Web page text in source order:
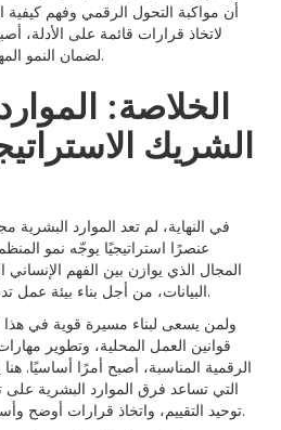
أن مواكبة التحول الرقمي وفهم كيفية
لضمان النمو المهني في إدارة الموارد البشرية.
الخلاصة:
الشريك
في النهاية، لم تعد الموارد
عنصرًا استراتيجيًا يوجّه نمو
المجال الذي يوازن بين الفهم الإنساني
البيانات، من أجل بناء بيئة عمل تدعم الأداء والاستدامة والابتكار.
ولمن يسعى لبناء مسيرة قوية في
قوانين العمل المحلية، وتطوير
الرقمية المناسبة، أصبح أمرًا أساسيًا.
توحيد التقييم، واتخاذ قرارات أوضح وأسرع دون فقدان البعد الإنساني.